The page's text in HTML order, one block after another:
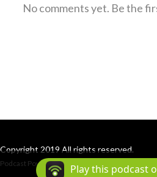
No comments yet. Be the
Copyright 2019 All rights reserved.
Podcast Powered By Podbean
Play this podcast